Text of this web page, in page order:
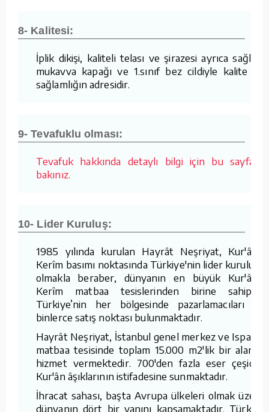
8- Kalitesi:
İplik dikişi, kaliteli telası ve şirazesi ayrıca sağlam
mukavva kapağı ve 1.sınıf bez cildiyle kalite ve
sağlamlığın adresidir.
9- Tevafuklu olması:
Tevafuk hakkında detaylı bilgi için bu sayfaya
bakınız.
10- Lider Kuruluş:
1985 yılında kurulan Hayrât Neşriyat, Kur'ân-ı
Kerîm basımı noktasında Türkiye'nin lider kuruluşu
olmakla beraber, dünyanın en büyük Kur'ân-ı
Kerîm matbaa tesislerinden birine sahiptir.
Türkiye’nin her bölgesinde pazarlamacıları ve
binlerce satış noktası bulunmaktadır.
Hayrât Neşriyat, İstanbul genel merkez ve Isparta
matbaa tesisinde toplam 15.000 m2'lik bir alanda
hizmet vermektedir. 700'den fazla eser çeşidini
Kur'ân âşıklarının istifadesine sunmaktadır.
İhracat sahası, başta Avrupa ülkeleri olmak üzere
dünyanın dört bir yanını kapsamaktadır. Türkiye